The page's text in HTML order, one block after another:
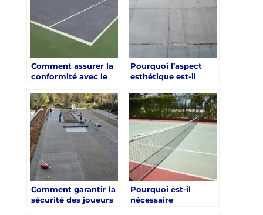
d’un terrain de tennis
en béton poreux à
Comment assurer la
conformité avec le
d’urbanisme lors de
la rénovation d’un
terrain de tennis en
béton poreux à Paris
?
Pourquoi l’aspect
esthétique est-il
rénovation d’un
terrain de tennis en
béton poreux à Paris
Comment garantir la
sécurité des joueurs
Pourquoi est-il
nécessaire